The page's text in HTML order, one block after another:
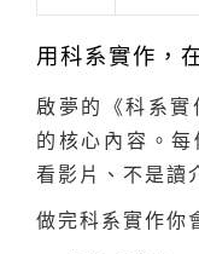
用科系實作，
啟夢的《科系實
的核心內容。
看影片、不是讀
做完科系實作你